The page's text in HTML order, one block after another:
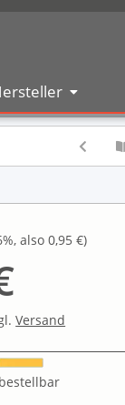
, also0,95 €)
Versand